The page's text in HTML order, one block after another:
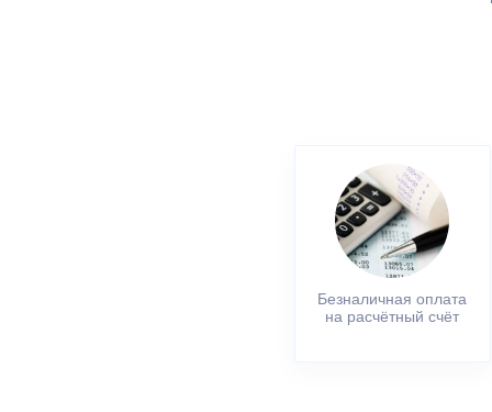
Безналичная оплата
на расчётный счёт